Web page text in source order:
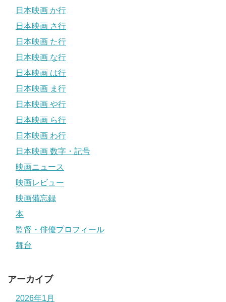
日本映画 か行
日本映画 さ行
日本映画 た行
日本映画 な行
日本映画 は行
日本映画 ま行
日本映画 や行
日本映画 ら行
日本映画 わ行
日本映画 数字・記号
映画ニュース
映画レビュー
映画備忘録
本
監督・俳優プロフィール
舞台
アーカイブ
2026年1月